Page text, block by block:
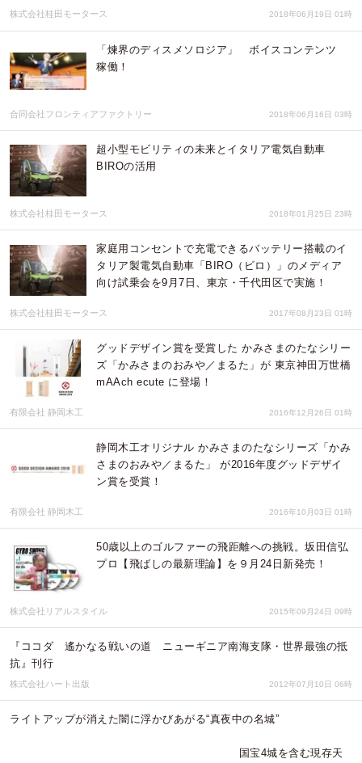
株式会社桂田モータース 2018年06月19日 01時
「煉界のディスメソロジア」 ボイスコンテンツ
稼働！
合同会社フロンティアファクトリー 2018年06月16日 03時
超小型モビリティの未来とイタリア電気自動車
BIROの活用
株式会社桂田モータース 2018年01月25日 23時
家庭用コンセントで充電できるバッテリー搭載のイ
タリア製電気自動車「BIRO（ビロ）」のメディア
向け試乗会を9月7日、東京・千代田区で実施！
株式会社桂田モータース 2017年08月23日 01時
グッドデザイン賞を受賞した かみさまのたなシリー
ズ「かみさまのおみや／まるた」が 東京神田万世橋
mAAch ecute に登場！
有限会社 静岡木工 2016年12月26日 01時
静岡木工オリジナル かみさまのたなシリーズ「かみ
さまのおみや／まるた」 が2016年度グッドデザイ
ン賞を受賞！
有限会社 静岡木工 2016年10月03日 01時
50歳以上のゴルファーの飛距離への挑戦。坂田信弘
プロ【飛ばしの最新理論】を９月24日新発売！
株式会社リアルスタイル 2015年09月24日 09時
『ココダ 遙かなる戦いの道 ニューギニア南海支隊・世界最強の抵
抗』刊行
株式会社ハート出版 2012年07月10日 06時
ライトアップが消えた闇に浮かびあがる“真夜中の名城”
国宝4城を含む現存天